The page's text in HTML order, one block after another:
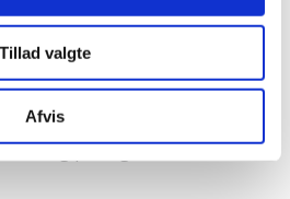
eller trække dit samtykke
Tillad valgte
Afvis
med hinanden. Vi
væg på hotellet,
forbipasserende lignende
deltog på dagen!